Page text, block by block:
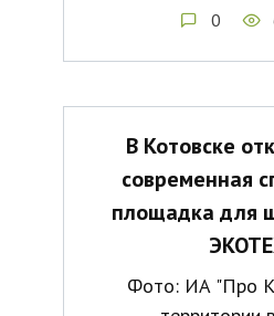
0
В Котовске
современная
площадка для
Фото: ИА "Про